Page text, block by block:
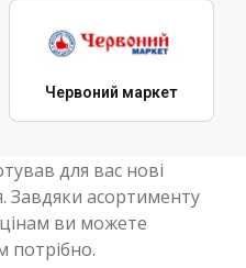
Червоний маркет
для вас нові
Завдяки асортименту
ви можете
потрібно.